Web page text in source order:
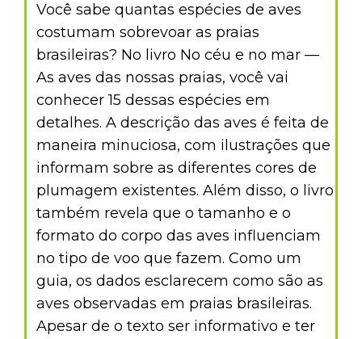
Você sabe quantas espécies de aves
costumam sobrevoar as praias
brasileiras? No livro No céu e no mar —
As aves das nossas praias, você vai
conhecer 15 dessas espécies em
detalhes. A descrição das aves é feita de
maneira minuciosa, com ilustrações que
informam sobre as diferentes cores de
plumagem existentes. Além disso, o livro
também revela que o tamanho e o
formato do corpo das aves influenciam
no tipo de voo que fazem. Como um
guia, os dados esclarecem como são as
aves observadas em praias brasileiras.
Apesar de o texto ser informativo e ter